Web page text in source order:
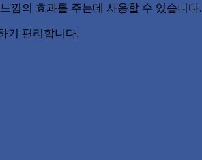
낌의 효과를 주는데 사용할 수 있습니다.
기 편리합니다.